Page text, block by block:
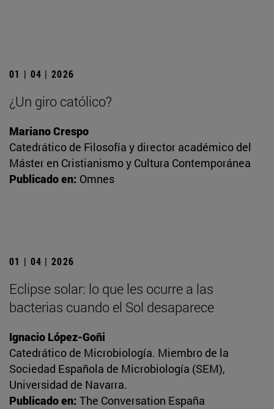
01 | 04 | 2026
¿Un giro católico?
Mariano Crespo
Catedrático de Filosofía y director académico del
Máster en Cristianismo y Cultura Contemporánea
Publicado en: Omnes
01 | 04 | 2026
Eclipse solar: lo que les ocurre a las
bacterias cuando el Sol desaparece
Ignacio López-Goñi
Catedrático de Microbiología. Miembro de la
Sociedad Española de Microbiología (SEM),
Universidad de Navarra.
Publicado en: The Conversation España